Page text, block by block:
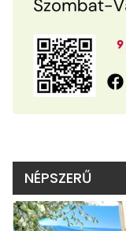
NÉPSZERŰ